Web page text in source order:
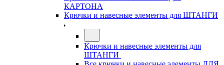
КАРТОНА
Крючки и навесные элементы для ШТАНГИ
Крючки и навесные элементы для
ШТАНГИ